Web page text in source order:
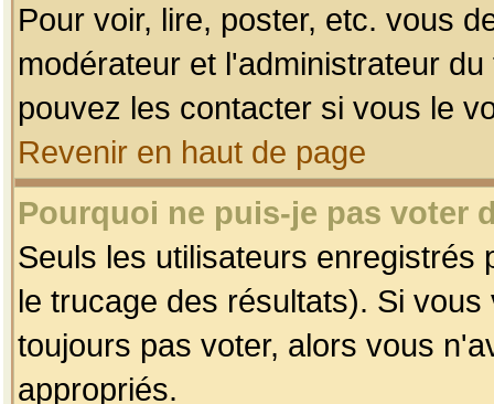
Pour voir, lire, poster, etc. vous
modérateur et l'administrateur
pouvez les contacter si vous le
Revenir en haut de page
Pourquoi ne puis-je pas voter
Seuls les utilisateurs enregistrés
le trucage des résultats). Si
toujours pas voter, alors vous
appropriés.